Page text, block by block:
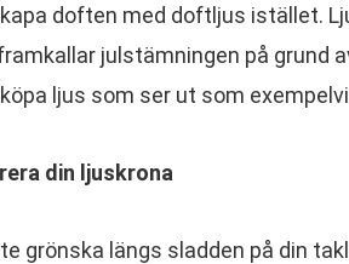
doften med doftljus istället.
julstämningen på grund
ljus som ser ut som
din ljuskrona
grönska längs sladden på din